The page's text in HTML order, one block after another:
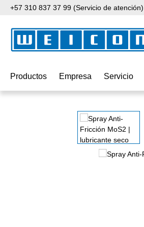
al contenido principal
Saltar a la búsqueda
Saltar a la navegación principal
+57 310 837 37 99 (Servicio de atención)
Productos Empresa Servicio
Omitir galería de imágenes